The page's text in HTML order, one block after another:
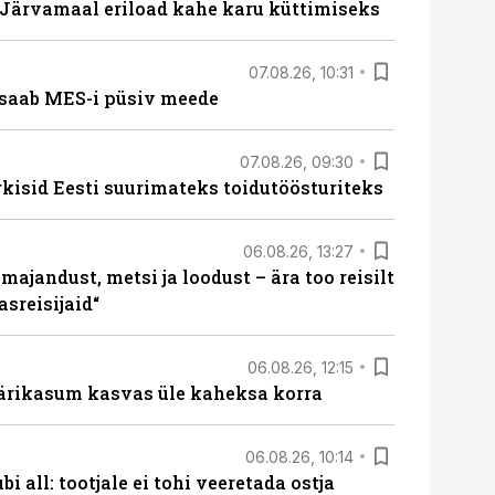
eriload kahe karu küttimiseks
07.08.26, 10:31
MES-i püsiv meede
07.08.26, 09:30
Eesti suurimateks toidutöösturiteks
06.08.26, 13:27
metsi ja loodust – ära too reisilt
06.08.26, 12:15
kasvas üle kaheksa korra
06.08.26, 10:14
all: tootjale ei tohi veeretada ostja